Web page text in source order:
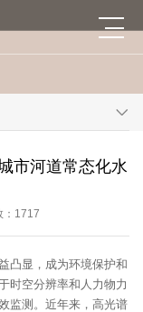
市河道常态化水
：1717
凸显，成为环境保护和
时空分辨率和人力物力
监测。近年来，高光谱